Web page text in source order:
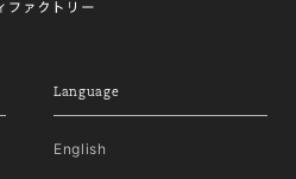
Language
English